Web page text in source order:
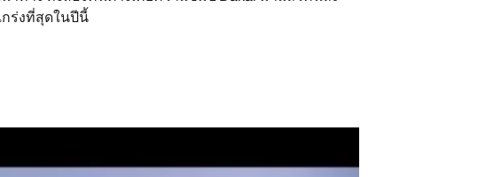
ร่งที่สุดในปีนี้